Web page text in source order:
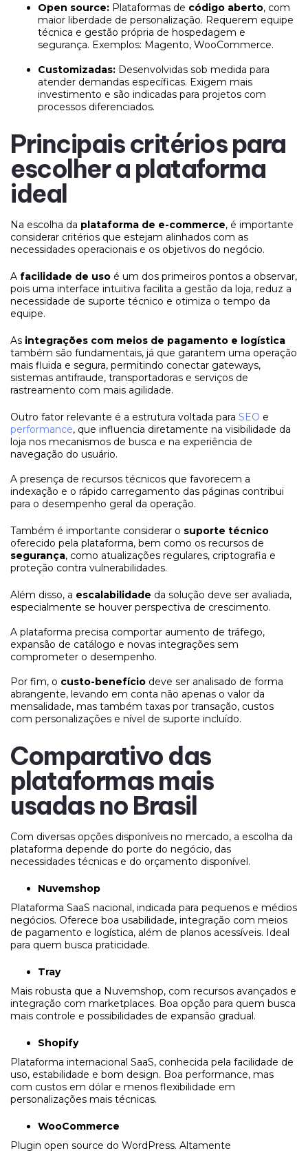
Open source: Plataformas de código aberto, com
maior liberdade de personalização. Requerem equipe
técnica e gestão própria de hospedagem e
segurança. Exemplos: Magento, WooCommerce.
Customizadas: Desenvolvidas sob medida para
atender demandas específicas. Exigem mais
investimento e são indicadas para projetos com
processos diferenciados.
Principais critérios para
escolher a plataforma
ideal
Na escolha da plataforma de e-commerce, é importante
considerar critérios que estejam alinhados com as
necessidades operacionais e os objetivos do negócio.
A facilidade de uso é um dos primeiros pontos a observar,
pois uma interface intuitiva facilita a gestão da loja, reduz a
necessidade de suporte técnico e otimiza o tempo da
equipe.
As integrações com meios de pagamento e logística
também são fundamentais, já que garantem uma operação
mais fluida e segura, permitindo conectar gateways,
sistemas antifraude, transportadoras e serviços de
rastreamento com mais agilidade.
Outro fator relevante é a estrutura voltada para SEO e
performance, que influencia diretamente na visibilidade da
loja nos mecanismos de busca e na experiência de
navegação do usuário.
A presença de recursos técnicos que favorecem a
indexação e o rápido carregamento das páginas contribui
para o desempenho geral da operação.
Também é importante considerar o suporte técnico
oferecido pela plataforma, bem como os recursos de
segurança, como atualizações regulares, criptografia e
proteção contra vulnerabilidades.
Além disso, a escalabilidade da solução deve ser avaliada,
especialmente se houver perspectiva de crescimento.
A plataforma precisa comportar aumento de tráfego,
expansão de catálogo e novas integrações sem
comprometer o desempenho.
Por fim, o custo-benefício deve ser analisado de forma
abrangente, levando em conta não apenas o valor da
mensalidade, mas também taxas por transação, custos
com personalizações e nível de suporte incluído.
Comparativo das
plataformas mais
usadas no Brasil
Com diversas opções disponíveis no mercado, a escolha da
plataforma depende do porte do negócio, das
necessidades técnicas e do orçamento disponível.
Nuvemshop
Plataforma SaaS nacional, indicada para pequenos e médios
negócios. Oferece boa usabilidade, integração com meios
de pagamento e logística, além de planos acessíveis. Ideal
para quem busca praticidade.
Tray
Mais robusta que a Nuvemshop, com recursos avançados e
integração com marketplaces. Boa opção para quem busca
mais controle e possibilidades de expansão gradual.
Shopify
Plataforma internacional SaaS, conhecida pela facilidade de
uso, estabilidade e bom design. Boa performance, mas
com custos em dólar e menos flexibilidade em
personalizações mais técnicas.
WooCommerce
Plugin open source do WordPress. Altamente